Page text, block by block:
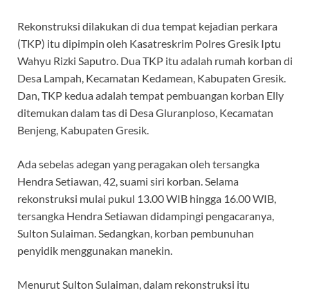
Rekonstruksi dilakukan di dua tempat kejadian perkara
(TKP) itu dipimpin oleh Kasatreskrim Polres Gresik Iptu
Wahyu Rizki Saputro. Dua TKP itu adalah rumah korban di
Desa Lampah, Kecamatan Kedamean, Kabupaten Gresik.
Dan, TKP kedua adalah tempat pembuangan korban Elly
ditemukan dalam tas di Desa Gluranploso, Kecamatan
Benjeng, Kabupaten Gresik.
Ada sebelas adegan yang peragakan oleh tersangka
Hendra Setiawan, 42, suami siri korban. Selama
rekonstruksi mulai pukul 13.00 WIB hingga 16.00 WIB,
tersangka Hendra Setiawan didampingi pengacaranya,
Sulton Sulaiman. Sedangkan, korban pembunuhan
penyidik menggunakan manekin.
Menurut Sulton Sulaiman, dalam rekonstruksi itu